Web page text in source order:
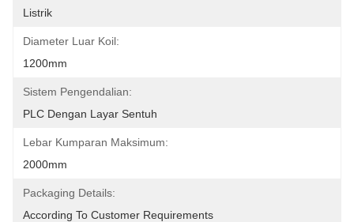
Listrik
Diameter Luar Koil:
1200mm
Sistem Pengendalian:
PLC Dengan Layar Sentuh
Lebar Kumparan Maksimum:
2000mm
Packaging Details:
According To Customer Requirements